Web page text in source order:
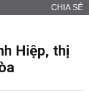
CHIA SẺ
Hiệp, thị